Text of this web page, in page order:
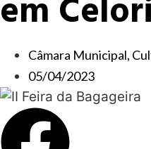
em
Câmara Municipal,
05/04/2023